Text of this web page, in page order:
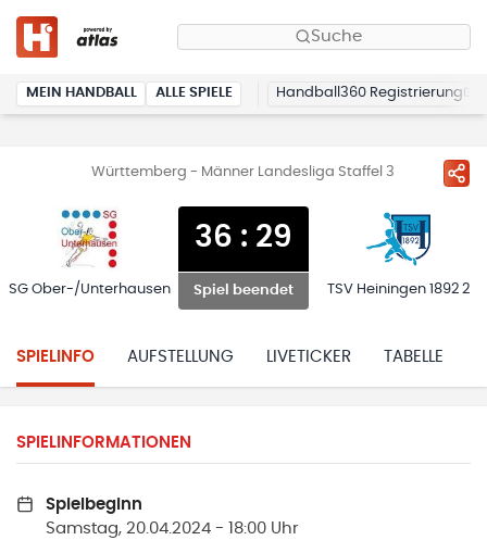
Suche
MEIN HANDBALL ALLE SPIELE Handball360 Registrierung
Württemberg - Männer Landesliga Staffel 3
SG Ober-/Unterhausen
36 : 29
Spiel beendet TSV Heiningen 1892 2
SPIELINFO AUFSTELLUNG LIVETICKER TABELLE
SPIELINFORMATIONEN
Spielbeginn
Samstag, 20.04.2024 - 18:00 Uhr